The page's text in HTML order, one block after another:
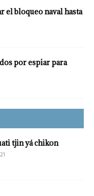
el bloqueo naval hasta
por espiar para
tjin yá chikon